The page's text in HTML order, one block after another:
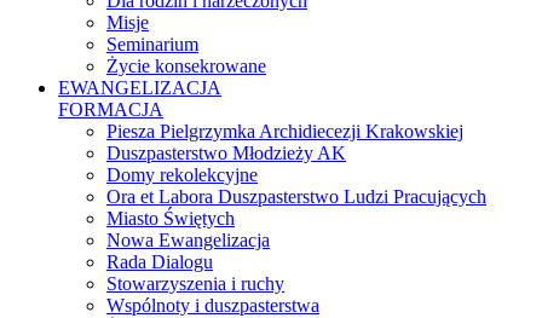
Misje
Seminarium
Życie konsekrowane
EWANGELIZACJA
FORMACJA
Piesza Pielgrzymka Archidiecezji Krakowskiej
Duszpasterstwo Młodzieży AK
Domy rekolekcyjne
Ora et Labora Duszpasterstwo Ludzi Pracujących
Miasto Świętych
Nowa Ewangelizacja
Rada Dialogu
Stowarzyszenia i ruchy
Wspólnoty i duszpasterstwa